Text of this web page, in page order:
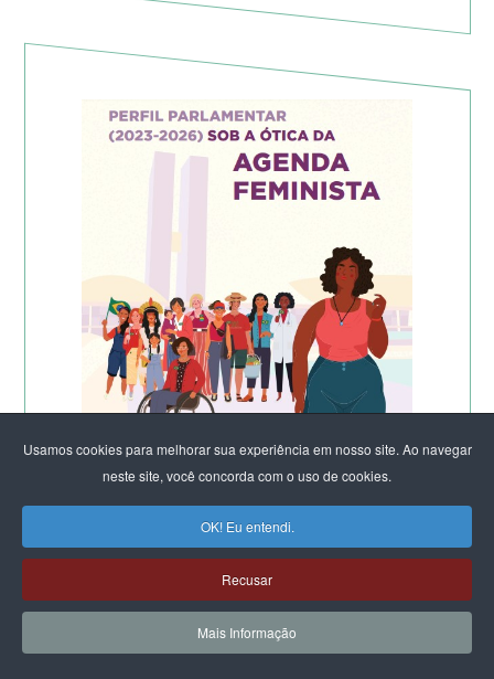
Usamos cookies para melhorar sua experiência em nosso site. Ao navegar
neste site, você concorda com o uso de cookies.
OK! Eu entendi.
Recusar
Mais Informação